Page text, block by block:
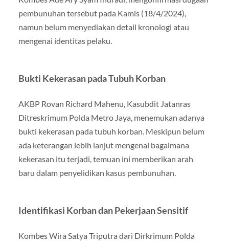
pembunuhan tersebut pada Kamis (18/4/2024),
namun belum menyediakan detail kronologi atau
mengenai identitas pelaku.
Bukti Kekerasan pada Tubuh Korban
AKBP Rovan Richard Mahenu, Kasubdit Jatanras
Ditreskrimum Polda Metro Jaya, menemukan adanya
bukti kekerasan pada tubuh korban. Meskipun belum
ada keterangan lebih lanjut mengenai bagaimana
kekerasan itu terjadi, temuan ini memberikan arah
baru dalam penyelidikan kasus pembunuhan.
Identifikasi Korban dan Pekerjaan Sensitif
Kombes Wira Satya Triputra dari Dirkrimum Polda